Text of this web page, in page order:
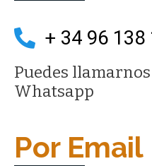
+ 34 96 138
Puedes
Whatsapp
Por Email